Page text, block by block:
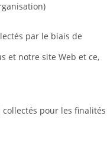
par le biais de
et notre site Web et ce,
pour les finalités